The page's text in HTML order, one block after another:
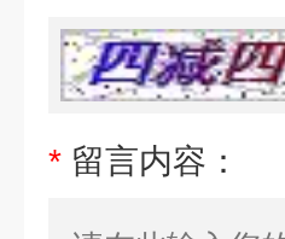
* 留言内容：